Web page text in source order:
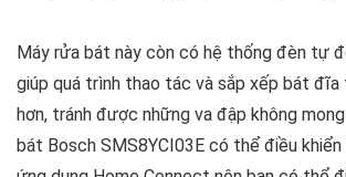
Máy rửa bát này còn có hệ thống đèn tự
giúp quá trình thao tác và sắp xếp bát đĩa
hơn, tránh được những va đập không
bát Bosch SMS8YCI03E có thể điều